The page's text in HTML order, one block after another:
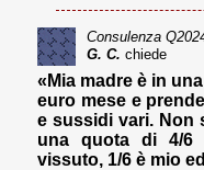
Consulenza
G. C. chiede
«Mia madre è in
euro mese e
e sussidi vari. Non
una quota di 4/6
vissuto, 1/6 è mio